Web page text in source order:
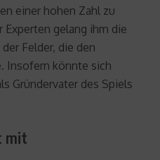
einer hohen Zahl zu
Experten gelang ihm die
Felder, die den
Insofern könnte sich
Gründervater des Spiels
mit